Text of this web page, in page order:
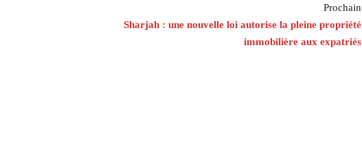
Prochain
Sharjah : une nouvelle loi autorise la pleine propriété
immobilière aux expatriés